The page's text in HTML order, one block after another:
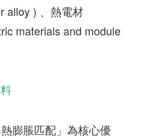
alloy ) 、熱電材
materials and module
膨脹匹配」為核心優